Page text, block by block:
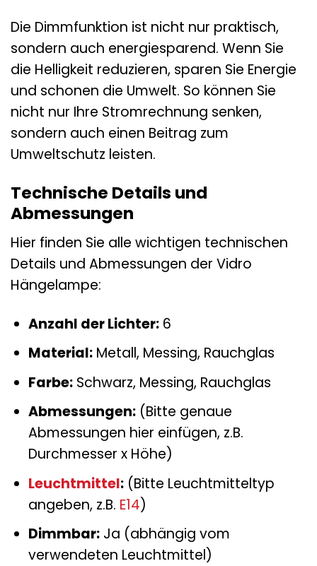
Die Dimmfunktion ist nicht nur praktisch,
sondern auch energiesparend. Wenn Sie
die Helligkeit reduzieren, sparen Sie Energie
und schonen die Umwelt. So können Sie
nicht nur Ihre Stromrechnung senken,
sondern auch einen Beitrag zum
Umweltschutz leisten.
Technische Details und
Abmessungen
Hier finden Sie alle wichtigen technischen
Details und Abmessungen der Vidro
Hängelampe:
Anzahl der Lichter:6
Material:Metall, Messing, Rauchglas
Farbe:Schwarz, Messing, Rauchglas
Abmessungen:(Bitte genaue
Abmessungen hier einfügen, z.B.
Durchmesser x Höhe)
Leuchtmittel:(Bitte Leuchtmitteltyp
angeben, z.B. E14)
Dimmbar:Ja (abhängig vom
verwendeten Leuchtmittel)